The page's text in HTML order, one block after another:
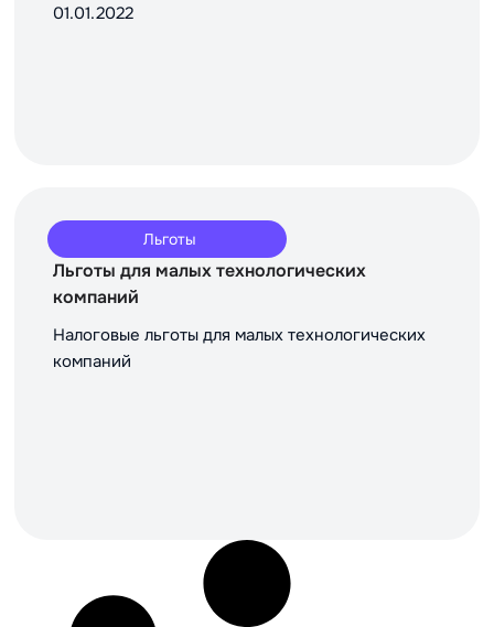
01.01.2022
Льготы
Льготы для малых технологических
компаний
Налоговые льготы для малых технологических
компаний